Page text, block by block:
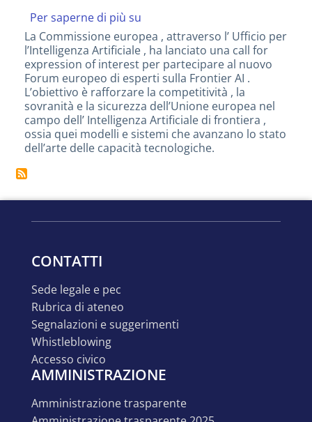
Per saperne di più su
AI:
il
Forum
europeo
cerca
esperti
per
rafforzare
sovranità
e
La Commissione europea , attraverso l’ Ufficio per
l’Intelligenza Artificiale , ha lanciato una call for
expression of interest per partecipare al nuovo
Forum europeo di esperti sulla Frontier AI .
L’obiettivo è rafforzare la competitività , la
sovranità e la sicurezza dell’Unione europea nel
campo dell’ Intelligenza Artificiale di frontiera ,
ossia quei modelli e sistemi che avanzano lo stato
dell’arte delle capacità tecnologiche.
CONTATTI
sede legale e pec
rubrica di ateneo
segnalazioni e suggerimenti
whistleblowing
accesso civico
AMMINISTRAZIONE
amministrazione trasparente